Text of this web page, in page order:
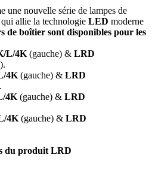
une nouvelle série de lampes de
allie la technologie LED moderne
de boîtier sont disponibles pour les
L/4K (gauche) & LRD
4K (gauche) & LRD
4K (gauche) & LRD
4K (gauche) & LRD
du produit LRD